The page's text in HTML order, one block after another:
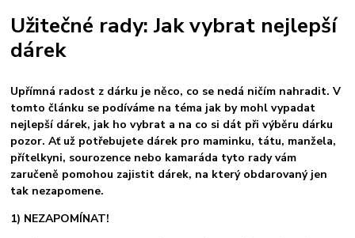
Užitečné rady: Jak vybrat nejlepší
dárek
Upřímná radost z dárku je něco, co se nedá ničím nahradit. V
tomto článku se podíváme na téma jak by mohl vypadat
nejlepší dárek, jak ho vybrat a na co si dát při výběru dárku
pozor. Ať už potřebujete dárek pro maminku, tátu, manžela,
přítelkyni, sourozence nebo kamaráda tyto rady vám
zaručeně pomohou zajistit dárek, na který obdarovaný jen
tak nezapomene.
1) NEZAPOMÍNAT!